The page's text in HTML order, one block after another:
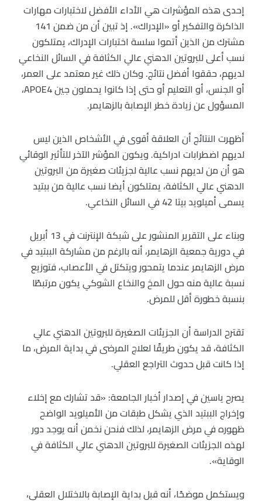
إحدى هذه المؤشرات هي الأداء الأفضل لاختبارات مهارات
الذاكرة والتفكير أو «الإدراك». إذ تبين أن من ضمن 141
مشترك من الذين أتموا سلسة اختبارات الإدراك، يمتلكون
نسب أعلى للبروتين الدهني عالي الكثافة في السائل النخاعي
لديهم، حققوا أفضل نتائج. وكان ذلك غير معتمد على العمر،
أو الجنس، أو التعليم أو حتى إذا كانوا يحملون جين APOE4،
المسؤول عن زيادة خطر الإصابة بالزهايمر.
أظهرت النتائج أن العلاقة أقوى في الأشخاص الذين ليس
لديهم اضطرابات ادراكية. ويكون المؤشر الآخر للتأثير الوقائي
هو أن من لديهم نسب عالية لجزيئات صغيرة من البروتين
الدهني عالي الكثافة، يمتلكون أيضا نسب عالية من ببتيد
يسمى أميلويد بيتا 42 في السائل النخاعي.
وبناء على التقرير المنشور على شبكة الإنترنت في 13 أبريل
في دورية جمعية الزهايمر، أنه بالرغم من مشاركة الببتيد في
مرض الزهايمر عندما يتمحور ويتكتل في الأعصاب، فتوزيع
نسبة عالية منه حول المخ والنخاع الشوكي يكون مرتبطًا
بنسبة خطورة أقل للمرض.
تقترح الدراسة أن الجزيئات الصغيرة للبروتين الدهني عالي
الكثافة، قد يكون طريقًا لعلاج المرضى في بداية المرض، ما
إذا كانت قبل حدوث التراجع العقلي.
يصرح ياسين في إصدار أخبار الجامعة: «قد تشارك مع إخلاء
وإخراج الببتيد الذي يشكل طبقات من الأميلويد الواضح
ظهوره في مرض الزهايمر، لذلك فنحن نخمن أنه يوجد دور
لهذه الجزيئات الصغيرة للبروتين الدهني عالي الكثافة في
الوقاية».
ويستكمل موضحًا، أنه قبل بداية الإصابة بالاختلال العقلي،